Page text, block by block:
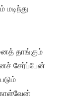
தாங்கும்
சேர்ப்பேன்